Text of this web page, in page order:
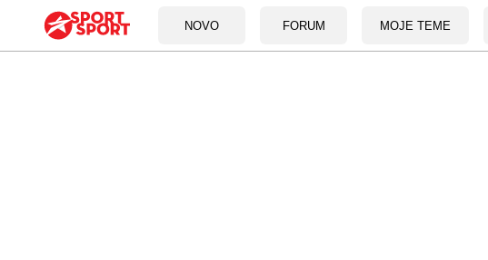
NOVO FORUM MOJE TEME